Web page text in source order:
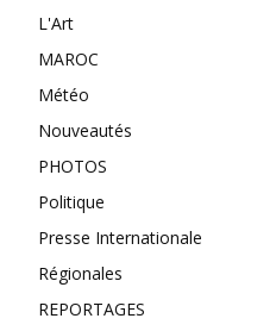
L'Art
MAROC
Météo
Nouveautés
PHOTOS
Politique
Presse Internationale
Régionales
REPORTAGES